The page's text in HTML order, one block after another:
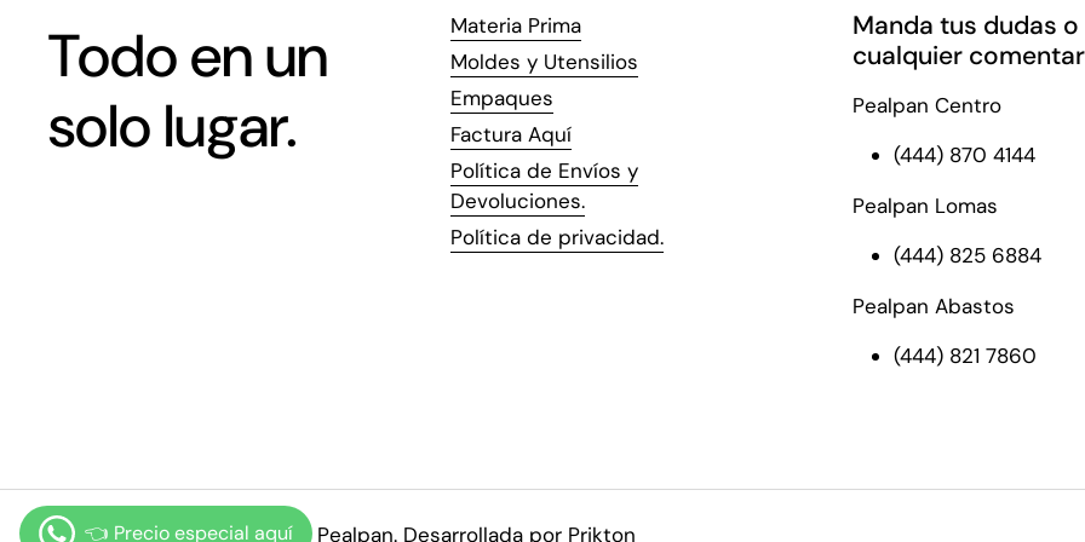
Todo en un
solo lugar.
Materia Prima
Moldes y Utensilios
Empaques
Factura Aquí
Política de Envíos y
Devoluciones.
Política de privacidad.
Manda tus dudas o
cualquier
Pealpan Centro
(444) 870 4144
Pealpan Lomas
(444) 825 6884
Pealpan Abastos
(444) 821 7860
Derechos de autor © 2026 Pealpan. Desarrollada por Prikton